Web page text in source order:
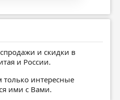
и скидки в
и России.
интересные
ими с Вами.